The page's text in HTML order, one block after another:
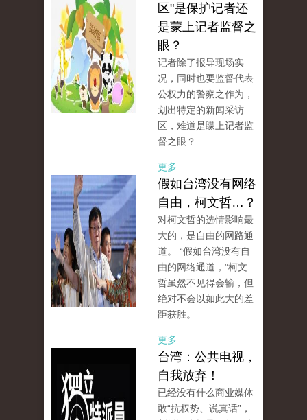
区"是保护记者还
是蒙上记者监督之
眼？
记者除了报导现场实
况，同时也要监督代表
公权力的警察之作为，
划出特定的新闻采访
区，难道是矇上记者监
督之眼？
更多
假如台湾没有网络
自由，柯文哲…？
对柯文哲的选情影响最
大的，是自由的网路通
道。 “假如台湾没有自
由的网络通道，”柯文
哲虽然不见得会输，但
绝对不会以如此大的差
距获胜。
更多
台湾：公共电视，
自我放弃！
已经没有什么商业媒体
敢“抗权势、说真话”，